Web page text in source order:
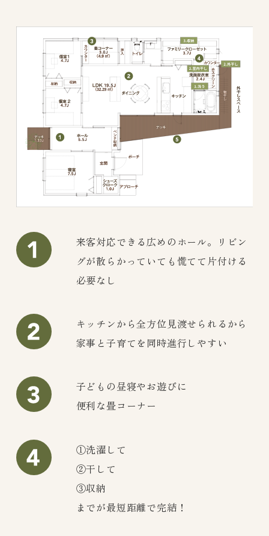
来客対応できる広めのホール。リビン
グが散らかっていても慌てて片付ける
必要なし
キッチンから全方位見渡せられるから
家事と子育てを同時進行しやすい
子どもの昼寝やお遊びに
便利な畳コーナー
①洗濯して
②干して
③収納
までが最短距離で完結！